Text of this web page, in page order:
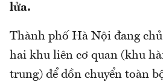
lửa.
Thành phố Hà Nội đang
hai khu liên cơ quan (khu
trung) để dồn chuyển toàn